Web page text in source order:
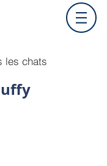
les chats